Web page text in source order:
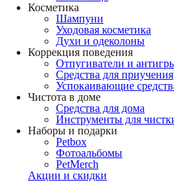
Косметика
Шампуни
Уходовая косметика
Духи и одеколоны
Коррекция поведения
Отпугиватели и
Средства для приучения
Успокаивающие
Чистота в доме
Средства для дома
Инструменты для
Наборы и подарки
Petbox
Фотоальбомы
PetMerch
Акции и скидки